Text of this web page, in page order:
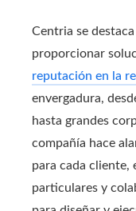
Centria se
proporcionar
reputación en la
envergadura,
hasta grandes
compañía hace
para cada cliente,
particulares y